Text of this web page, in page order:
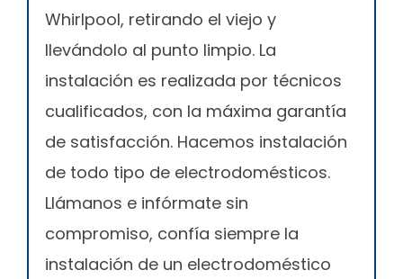
Whirlpool, retirando el viejo y
llevándolo al punto limpio. La
instalación es realizada por técnicos
cualificados, con la máxima garantía
de satisfacción. Hacemos instalación
de todo tipo de electrodomésticos.
Llámanos e infórmate sin
compromiso, confía siempre la
instalación de un electrodoméstico